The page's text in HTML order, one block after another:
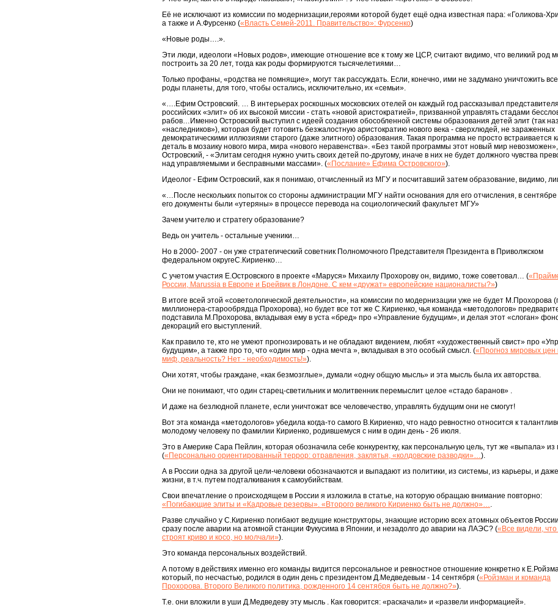
Её не исключают из комиссии по модернизации,героями которой будет ещё одна известная пара: «Голикова-
а также и А.Фурсенко («Власть Семей-2011. Правительство»: Фурсенко)
«Новые роды….».
Эти люди, идеологи «Новых родов», имеющие отношение все к тому же ЦСР, считают видимо, что великий род
построить за 20 лет, тогда как роды формируются тысячелетиями…
Только профаны, «родства не помнящие», могут так рассуждать. Если, конечно, ими не задумано уничтожить все
роды планеты, для того, чтобы остались, исключительно, их «семьи».
«….Ефим Островский. … В интерьерах роскошных московских отелей он каждый год рассказывал
российских «элит» об их высокой миссии - стать «новой аристократией», призванной управлять стадами
рабов…Именно Островский выступил с идеей создания обособленной системы образования детей элит (так
«наследников»), которая будет готовить безжалостную аристократию нового века - сверхлюдей, не зараженных
демократическими иллюзиями старого (даже элитного) образования. Такая программа не просто встраивается
деталь в мозаику нового мира, мира «нового неравенства». «Без такой программы этот новый мир невозможен»,
Островский, - «Элитам сегодня нужно учить своих детей по-другому, иначе в них не будет должного чувства
над управляемыми и бесправными массами». («Послание» Ефима Островского»).
Идеолог - Ефим Островский, как я понимаю, отчисленный из МГУ и посчитавший затем образование, видимо,
«…После нескольких попыток со стороны администрации МГУ найти основания для его отчисления, в сентябре
его документы были «утеряны» в процессе перевода на социологический факультет МГУ»
Зачем учителю и стратегу образование?
Ведь он учитель - остальные ученики…
Но в 2000- 2007 - он уже стратегический советник Полномочного Представителя Президента в Приволжском
федеральном округеС.Кириенко…
С учетом участия Е.Островского в проекте «Маруся» Михаилу Прохорову он, видимо, тоже советовал… (
России, Marussia в Европе и Брейвик в Лондоне. С кем «дружат» европейские националисты?»)
В итоге всей этой «советологической деятельности», на комиссии по модернизации уже не будет М.Прохорова
миллионера-старообрядца Прохорова), но будет все тот же С.Кириенко, чья команда «методологов»
подставила М.Прохорова, вкладывая ему в уста «бред» про «Управление будущим», и делая этот «слоган»
декораций его выступлений.
Как правило те, кто не умеют прогнозировать и не обладают видением, любят «художественный свист» про
будущим», а также про то, что «один мир - одна мечта », вкладывая в это особый смысл. («Прогноз мировых цен
миф, реальность? Нет - необходимость!»).
Они хотят, чтобы граждане, «как безмозглые», думали «одну общую мысль» и эта мысль была их авторства.
Они не понимают, что один старец-светильник и молитвенник перемыслит целое «стадо баранов» .
И даже на безлюдной планете, если уничтожат все человечество, управлять будущим они не смогут!
Вот эта команда «методологов» убедила когда-то самого В.Кириенко, что надо ревностно относится к
молодому человеку по фамилии Кириенко, родившемуся с ним в один день - 26 июля.
Это в Америке Сара Пейлин, которая обозначила себе конкурентку, как персональную цель, тут же «выпала» из
(«Персонально ориентированный террор: отравления, заклятья, «колдовские разводки»…).
А в России одна за другой цели-человеки обозначаются и выпадают из политики, из системы, из карьеры, и
жизни, в т.ч. путем подталкивания к самоубийствам.
Свои впечатление о происходящем в России я изложила в статье, на которую обращаю внимание повторно:
«Погибающие элиты и «Кадровые резервы». «Второго великого Кириенко быть не должно»….
Разве случайно у С.Кириенко погибают ведущие конструкторы, знающие историю всех атомных объектов
сразу после аварии на атомной станции Фукусима в Японии, и незадолго до аварии на ЛАЭС? («Все видели,
строят криво и косо, но молчали»).
Это команда персональных воздействий.
А потому в действиях именно его команды видится персональное и ревностное отношение конкретно к
который, по несчастью, родился в один день с президентом Д.Медведевым - 14 сентября («Ройзман и команда
Прохорова. Второго Великого политика, рожденного 14 сентября быть не должно?»).
Т.е. они вложили в уши Д.Медведеву эту мысль . Как говорится: «раскачали» и «развели информацией».